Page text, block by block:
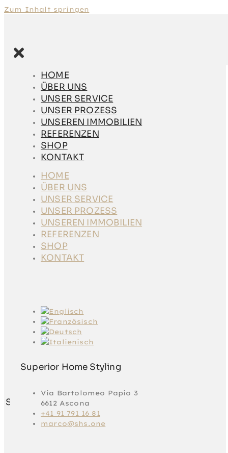
Zum Inhalt springen
HOME
ÜBER UNS
UNSER SERVICE
UNSER PROZESS
UNSEREN IMMOBILIEN
REFERENZEN
SHOP
KONTAKT
HOME
ÜBER UNS
UNSER SERVICE
UNSER PROZESS
UNSEREN IMMOBILIEN
REFERENZEN
SHOP
KONTAKT
Superior Home Styling
Via Bartolomeo Papio 3
6612 Ascona
+41 91 791 16 81
marco@shs.one
ÜBER UNS
UNSER SERVICE
UNSER PROZESS
UNSEREN
IMMOBILIEN
REFERENZEN
SHOP
KONTAKT
HOME
ÜBER UNS
UNSER SERVICE
UNSER PROZESS
UNSEREN
IMMOBILIEN
REFERENZEN
SHOP
Superior Home Styling
Via Bartolomeo